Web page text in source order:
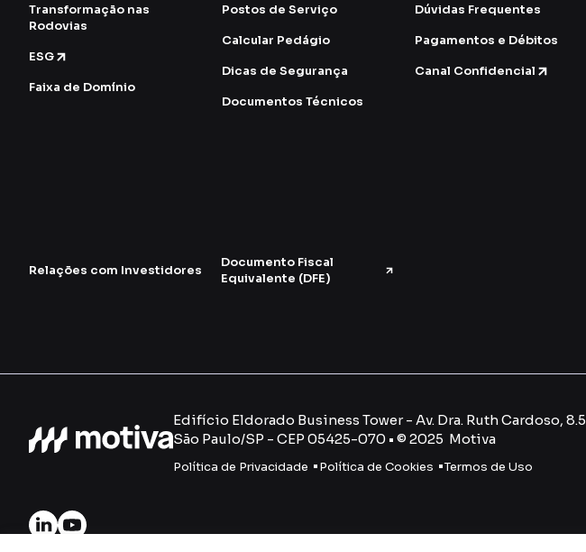
Transformação nas
Rodovias
ESG
Faixa de Domínio
Postos de Serviço
Calcular Pedágio
Dicas de Segurança
Documentos Técnicos
Dúvidas Frequentes
Pagamentos e Débitos
Canal Confidencial
Relações com Investidores
Documento Fiscal
Equivalente (DFE)
Edifício Eldorado Business Tower - Av. Dra. Ruth Cardoso,
São Paulo/SP - CEP 05425-070 • © 2025 Motiva
Política de Privacidade Política de Cookies Termos de Uso